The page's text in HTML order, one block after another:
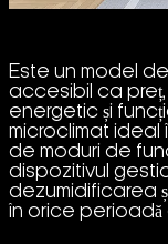
Este un model
accesibil ca
energetic și
microclimat ideal
de moduri de
dispozitivul
dezumidificarea
în orice perioadă